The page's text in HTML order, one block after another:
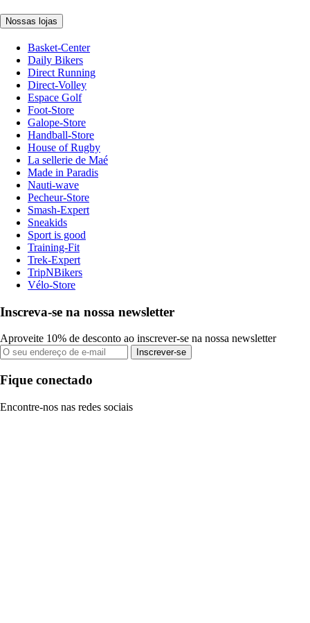
Nossas lojas
Basket-Center
Daily Bikers
Direct Running
Direct-Volley
Espace Golf
Foot-Store
Galope-Store
Handball-Store
House of Rugby
La sellerie de Maé
Made in Paradis
Nauti-wave
Pecheur-Store
Smash-Expert
Sneakids
Sport is good
Training-Fit
Trek-Expert
TripNBikers
Vélo-Store
Inscreva-se na nossa newsletter
Aproveite 10% de desconto ao inscrever-se na nossa newsletter
Inscrever-se
Fique conectado
Encontre-nos nas redes sociais